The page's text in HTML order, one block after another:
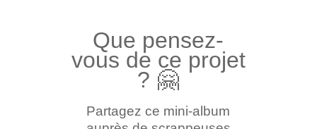
Que pensez-
vous de ce projet
? 🤗
Partagez ce mini-album